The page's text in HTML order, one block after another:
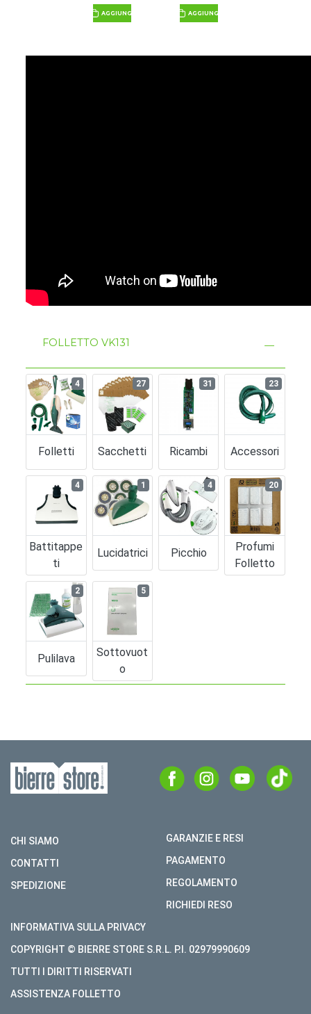
AGGIUNGI AGGIUNGI
FOLLETTO VK131
Folletti
4
Sacchetti
27
Ricambi
31
Accessori
23
Battitappe
Ti
4
Lucidatrici
1
Picchio
4
Profumi
Folletto
20
Pulilava
2
Sottovuot
O
5
CHI SIAMO
CONTATTI
SPEDIZIONE
GARANZIE E RESI
PAGAMENTO
REGOLAMENTO
RICHIEDI RESO
INFORMATIVA SULLA PRIVACY
COPYRIGHT © BIERRE STORE S.R.L. P.I. 02979990609
TUTTI I DIRITTI RISERVATI
ASSISTENZA FOLLETTO